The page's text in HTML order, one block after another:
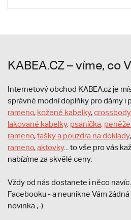
KABEA.CZ – víme, co
Internetový obchod KABEA.cz je
správné modní doplňky pro dámy i
rameno, kožené kabelky,
lakované kabelky, psaníčka,
rameno,tašky a pouzdra na doklady,
rameno,aktovky... to vše pro vás
nabízíme za skvělé ceny.
Vždy od nás dostanete i něco navíc.
Facebooku - a neunikne Vám
novinka ;-).